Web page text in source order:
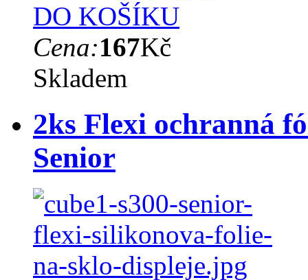
DO KOŠÍKU
Cena:167Kč
Skladem
2ks Flexi ochranná
Senior